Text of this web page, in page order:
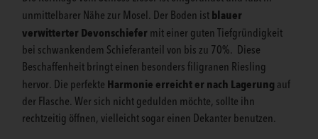
unmittelbarer Nähe zur Mosel. Der Boden ist blauer
verwitterter Devonschiefer mit einer guten Tiefgründigkeit
bei schwankendem Schieferanteil von bis zu 70%. Diese
Beschaffenheit bringt einen besonders filigranen Riesling
hervor. Die perfekte Harmonie erreicht er nach Lagerung auf
der Flasche. Wer sich nicht gedulden möchte, sollte ihn
rechtzeitig öffnen, vielleicht sogar einen Dekanter benutzen.